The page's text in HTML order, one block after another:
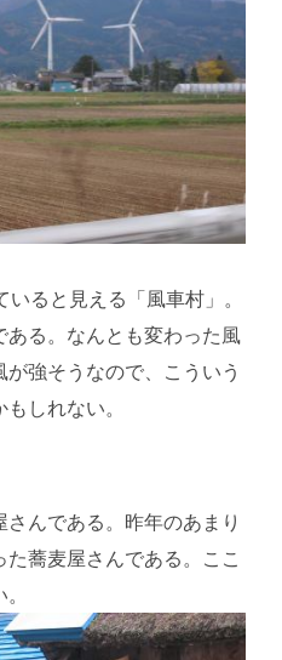
ると見える「風車村」。
る。なんとも変わった風
強そうなので、こういう
しれない。
んである。昨年のあまり
蕎麦屋さんである。ここ